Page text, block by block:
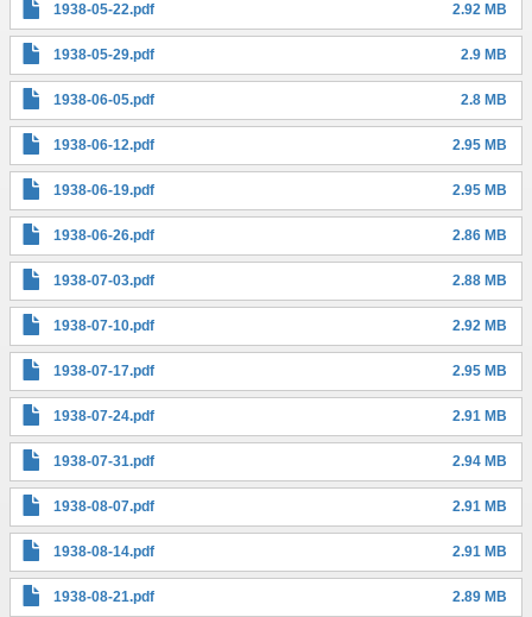
1938-05-22.pdf 2.92 MB
1938-05-29.pdf 2.9 MB
1938-06-05.pdf 2.8 MB
1938-06-12.pdf 2.95 MB
1938-06-19.pdf 2.95 MB
1938-06-26.pdf 2.86 MB
1938-07-03.pdf 2.88 MB
1938-07-10.pdf 2.92 MB
1938-07-17.pdf 2.95 MB
1938-07-24.pdf 2.91 MB
1938-07-31.pdf 2.94 MB
1938-08-07.pdf 2.91 MB
1938-08-14.pdf 2.91 MB
1938-08-21.pdf 2.89 MB